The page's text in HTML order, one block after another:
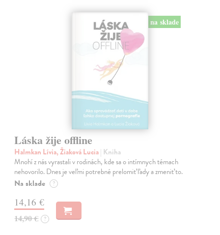
na sklade
Láska žije offline
Halmkan Lívia, Žiaková Lucia| Kniha
Mnohí z nás vyrastali v rodinách, kde sa o intímnych témach
nehovorilo. Dnes je veľmi potrebné prelomiť ľady a zmeniť to.
Na sklade ?
14,16 €
14,90 € ?